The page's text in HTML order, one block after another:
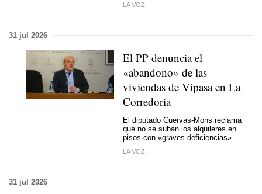
LA VOZ
31 jul 2026
El PP denuncia el
«abandono» de las
viviendas de Vipasa en La
Corredoria
El diputado Cuervas-Mons reclama
que no se suban los alquileres en
pisos con «graves deficiencias»
LA VOZ
31 jul 2026